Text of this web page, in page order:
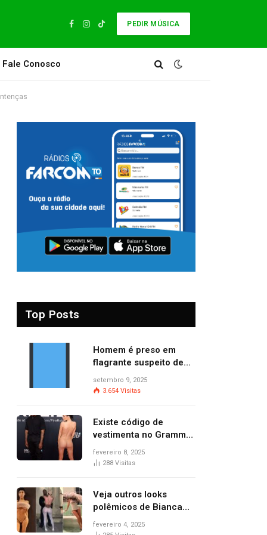
Facebook
Instagram
TikTok
PEDIR MÚSICA
Fale Conosco
Top Posts
Homem é preso em
flagrante suspeito de
provocar dois incêndios
criminosos no mesmo
setembro 9, 2025
3.654 Visitas
Existe código de
vestimenta no Grammy?
Questionamento surgiu
após Bianca Censori,
premiação
fevereiro 8, 2025
288 Visitas
Veja outros looks
polêmicos de Bianca
Censori, esposa de
Kanye West que
fevereiro 4, 2025